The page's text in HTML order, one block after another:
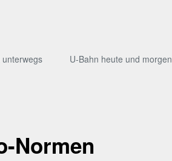
unterwegs U-Bahn heute und morgen
Normen